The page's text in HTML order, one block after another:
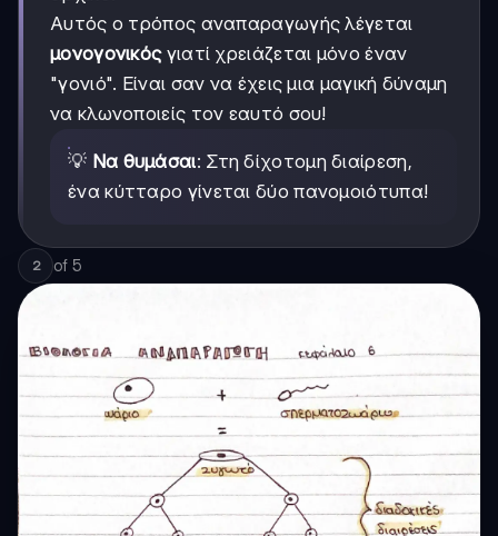
Αυτός ο τρόπος αναπαραγωγής λέγεται
μονογονικόςγιατί χρειάζεται μόνο έναν
"γονιό". Είναι σαν να έχεις μια μαγική δύναμη
να κλωνοποιείς τον εαυτό σου!
💡 Να θυμάσαι: Στη δίχοτομη διαίρεση,
ένα κύτταρο γίνεται δύο πανομοιότυπα!
2 of 5